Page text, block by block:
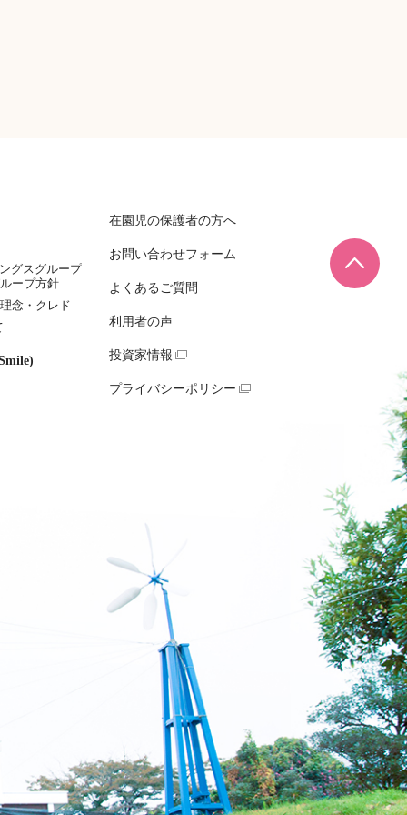
ページ
グスグループ
ープ方針
念・クレド
在園児の保護者の方へ
お問い合わせフォーム
よくあるご質問
利用者の声
投資家情報
プライバシーポリシー